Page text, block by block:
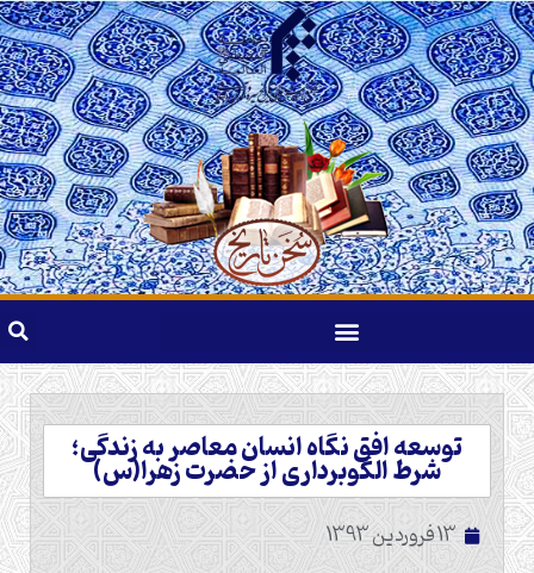
توسعه افق نگاه انسان معاصر به زندگی؛
شرط الگوبرداری از حضرت زهرا(س)
13 فروردین 1393